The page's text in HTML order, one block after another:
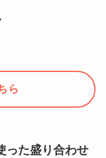
ら
った盛り合わせ